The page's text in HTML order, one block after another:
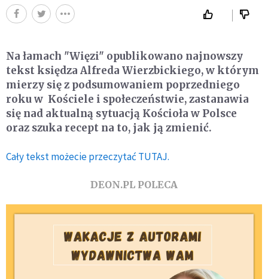
Na łamach "Więzi" opublikowano najnowszy
tekst księdza Alfreda Wierzbickiego, w którym
mierzy się z podsumowaniem poprzedniego
roku w Kościele i społeczeństwie, zastanawia
się nad aktualną sytuacją Kościoła w Polsce
oraz szuka recept na to, jak ją zmienić.
Cały tekst możecie przeczytać TUTAJ.
DEON.PL POLECA